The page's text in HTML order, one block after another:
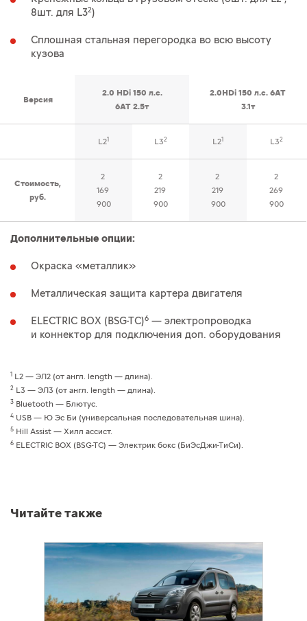
8шт. для L32)
Сплошная стальная перегородка во всю высоту
кузова
Версия
2.0 HDi 150 л.с.
6AT 2.5т
2.0HDi 150 л.с. 6AT
3.1т
L21 L32 L21 L32
Стоимость,
руб.
2
169
900
2
219
900
2
219
900
2
269
900
Дополнительные опции:
Окраска «металлик»
Металлическая защита картера двигателя
ELECTRIC BOX (BSG-TC)6 — электропроводка
и коннектор для подключения доп. оборудования
1 L2 — ЭЛ2 (от англ. length — длина).
2 L3 — ЭЛ3 (от англ. length — длина).
3 Bluetooth — Блютус.
4 USB — Ю Эс Би (универсальная последовательная шина).
5 Hill Assist — Хилл ассист.
6 ELECTRIC BOX (BSG-TC) — Электрик бокс (БиЭсДжи-ТиСи).
Читайте также